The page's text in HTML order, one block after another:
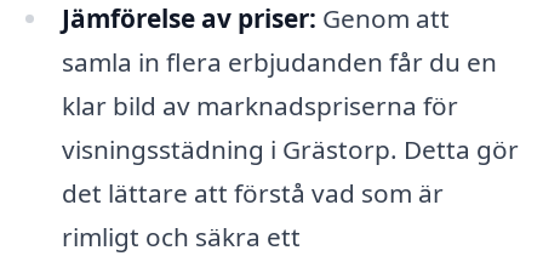
Jämförelse av priser: Genom att
samla in flera erbjudanden får du en
klar bild av marknadspriserna för
visningsstädning i Grästorp. Detta gör
det lättare att förstå vad som är
rimligt och säkra ett